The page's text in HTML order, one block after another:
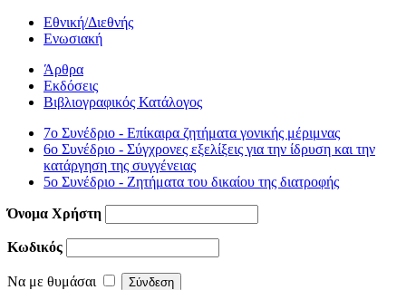
Εθνική/Διεθνής
Ενωσιακή
Άρθρα
Εκδόσεις
Βιβλιογραφικός Κατάλογος
7ο Συνέδριο - Επίκαιρα ζητήματα γονικής μέριμνας
6ο Συνέδριο - Σύγχρονες εξελίξεις για την ίδρυση και την
κατάργηση της συγγένειας
5ο Συνέδριο - Ζητήματα του δικαίου της διατροφής
Όνομα Χρήστη
Κωδικός
Να με θυμάσαι